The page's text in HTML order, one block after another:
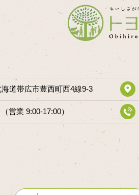
海道帯広市豊西町西4線9-3
営業 9:00-17:00）